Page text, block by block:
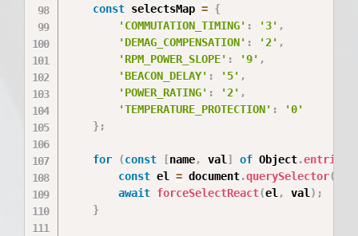
const selectsMap = {
'COMMUTATION_TIMING' : '3' ,
'DEMAG_COMPENSATION' : '2' ,
'RPM_POWER_SLOPE' : '9' ,
'BEACON_DELAY' : '5' ,
'POWER_RATING' : '2' ,
'TEMPERATURE_PROTECTION' :
'0'
} ;
for (const [name, val ] of Object.entries
const el = document.querySelector(
await forceSelectReact(el , val ) ;
}